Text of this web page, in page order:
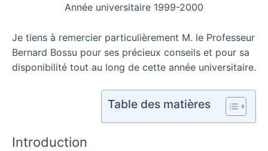
Année universitaire 1999-2000
Je tiens à remercier particulièrement M. le Professeur
Bernard Bossu pour ses précieux conseils et pour sa
disponibilité tout au long de cette année universitaire.
Table des matières
Introduction